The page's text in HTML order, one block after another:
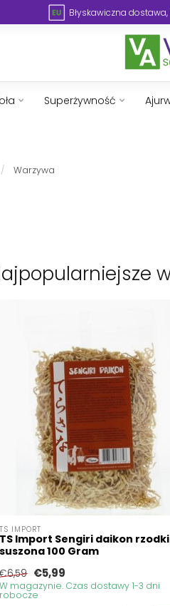
Błyskawiczna dostawa,
Superżywność
/ Warzywa
TS IMPORT
TS Import Sengiri daikon
suszona 100 Gram
€6,59 €5,99
W magazynie. Czas dostawy 1-3 dni
robocze